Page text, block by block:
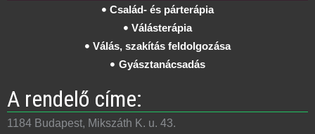
Család- és párterápia
Válásterápia
Válás, szakítás feldolgozása
Gyásztanácsadás
A rendelő címe:
1184 Budapest, Mikszáth K. u. 43.